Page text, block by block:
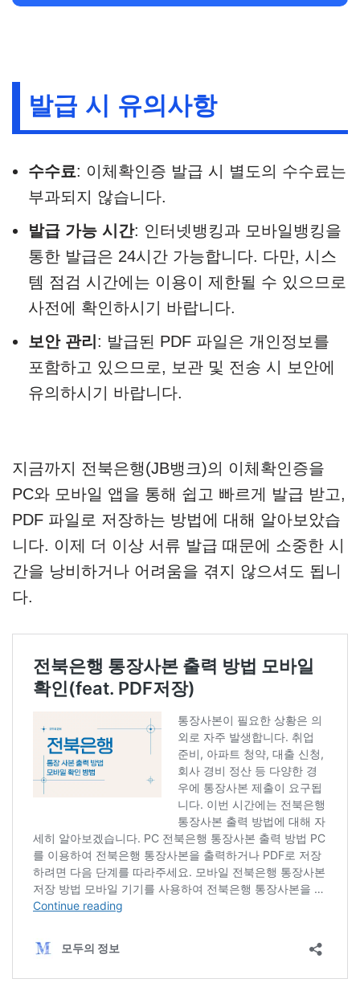
발급 시 유의사항
수수료: 이체확인증 발급 시 별도의 수수료는
부과되지 않습니다.
발급 가능 시간: 인터넷뱅킹과 모바일뱅킹을
통한 발급은 24시간 가능합니다. 다만, 시스
템 점검 시간에는 이용이 제한될 수 있으므로
사전에 확인하시기 바랍니다.
보안 관리: 발급된 PDF 파일은 개인정보를
포함하고 있으므로, 보관 및 전송 시 보안에
유의하시기 바랍니다.
지금까지 전북은행(JB뱅크)의 이체확인증을
PC와 모바일 앱을 통해 쉽고 빠르게 발급 받고,
PDF 파일로 저장하는 방법에 대해 알아보았습
니다. 이제 더 이상 서류 발급 때문에 소중한 시
간을 낭비하거나 어려움을 겪지 않으셔도 됩니
다.